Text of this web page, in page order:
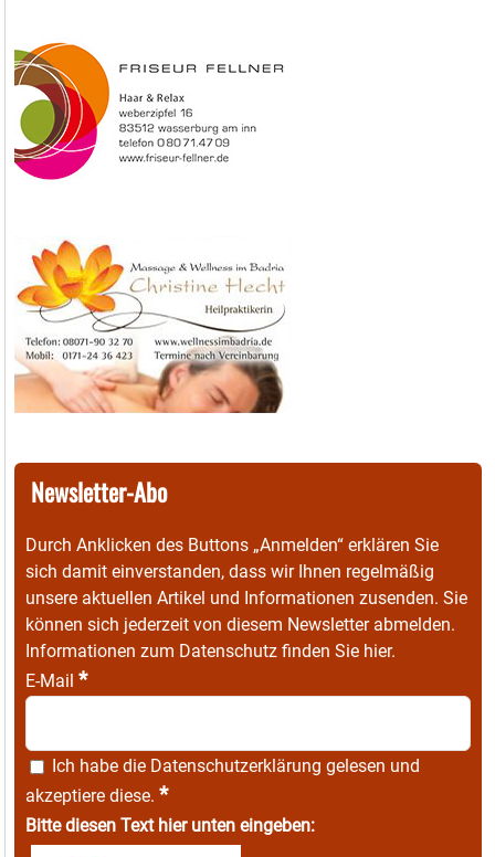
Newsletter-Abo
Durch Anklicken des Buttons „Anmelden“ erklären Sie
sich damit einverstanden, dass wir Ihnen regelmäßig
unsere aktuellen Artikel und Informationen zusenden. Sie
können sich jederzeit von diesem Newsletter abmelden.
Informationen zum Datenschutz finden Sie hier.
E-Mail *
Ich habe die Datenschutzerklärung gelesen und
akzeptiere diese. *
Bitte diesen Text hier unten eingeben: